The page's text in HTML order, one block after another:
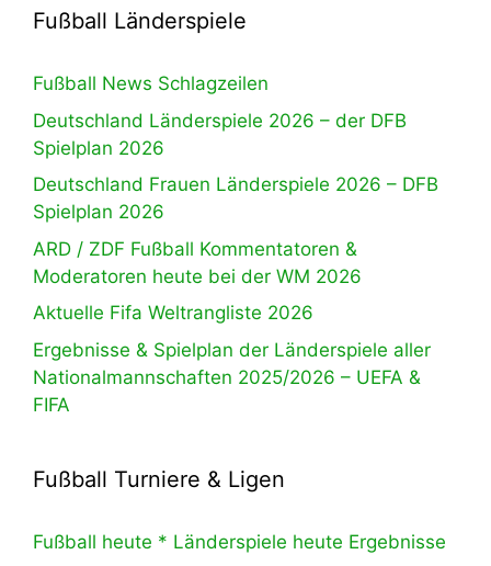
Fußball Länderspiele
Fußball News Schlagzeilen
Deutschland Länderspiele 2026 – der DFB
Spielplan 2026
Deutschland Frauen Länderspiele 2026 – DFB
Spielplan 2026
ARD / ZDF Fußball Kommentatoren &
Moderatoren heute bei der WM 2026
Aktuelle Fifa Weltrangliste 2026
Ergebnisse & Spielplan der Länderspiele aller
Nationalmannschaften 2025/2026 – UEFA &
FIFA
Fußball Turniere & Ligen
Fußball heute * Länderspiele heute Ergebnisse